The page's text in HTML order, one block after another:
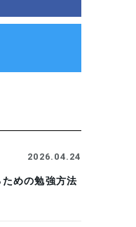
2026.04.24
めの勉強方法